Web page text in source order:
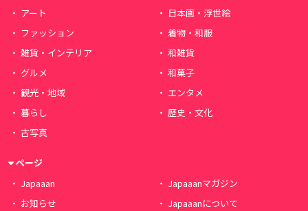
アート
日本画・浮世絵
ファッション
着物・和服
雑貨・インテリア
和雑貨
グルメ
和菓子
観光・地域
エンタメ
暮らし
歴史・文化
古写真
ページ
Japaaan
Japaaanマガジン
お知らせ
Japaaanについて